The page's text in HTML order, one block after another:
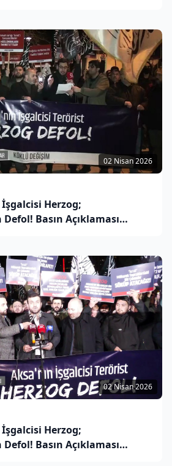
02 Nisan 2026
İşgalcisi Herzog;
Basın Açıklaması
02 Nisan 2026
İşgalcisi Herzog;
Basın Açıklaması